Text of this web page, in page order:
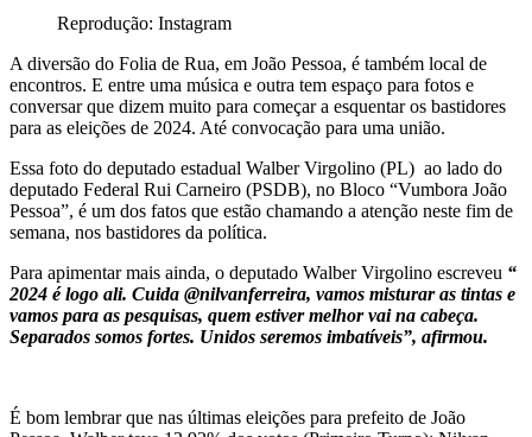
Reprodução: Instagram
A diversão do Folia de Rua, em João Pessoa, é também local de
encontros. E entre uma música e outra tem espaço para fotos e
conversar que dizem muito para começar a esquentar os bastidores
para as eleições de 2024. Até convocação para uma união.
Essa foto do deputado estadual Walber Virgolino (PL) ao lado do
deputado Federal Rui Carneiro (PSDB), no Bloco “Vumbora João
Pessoa”, é um dos fatos que estão chamando a atenção neste fim de
semana, nos bastidores da política.
Para apimentar mais ainda, o deputado Walber Virgolino escreveu “
2024 é logo ali. Cuida @nilvanferreira, vamos misturar as tintas e
vamos para as pesquisas, quem estiver melhor vai na cabeça.
Separados somos fortes. Unidos seremos imbatíveis”, afirmou.
É bom lembrar que nas últimas eleições para prefeito de João